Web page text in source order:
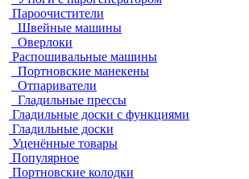
Пароочистители
Швейные машины
Оверлоки
Распошивальные машины
Портновские манекены
Отпариватели
Гладильные прессы
Гладильные доски с функциями
Гладильные доски
Уценённые товары
Популярное
Портновские колодки